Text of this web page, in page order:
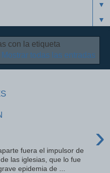
▼
▼
con la etiqueta
Mostrar todas las entradas
›
fuera el impulsor de
las iglesias, que lo fue
epidemia de ...